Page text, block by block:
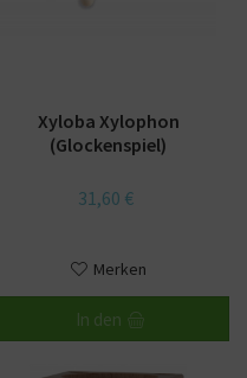
Xyloba Xylophon
(Glockenspiel)
31,60 €
Merken
In den